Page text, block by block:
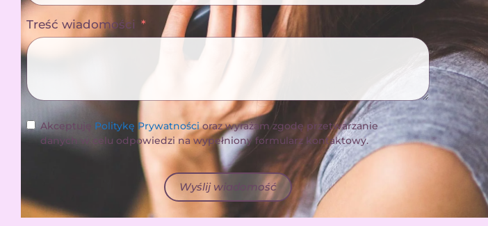
Treść wiadomości
Akceptuję Politykę Prywatnościoraz wyrażam zgodę przetwarzanie
danych w celu odpowiedzi na wypełniony formularz kontaktowy.
Wyślij wiadomość